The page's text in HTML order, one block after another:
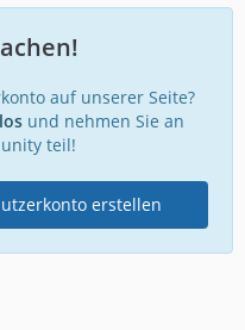
auf unserer Seite?
und nehmen Sie an
teil!
erstellen